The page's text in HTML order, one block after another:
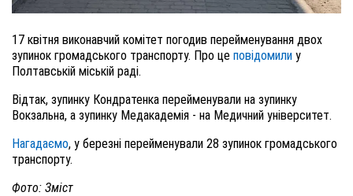
17 квітня виконавчий комітет погодив перейменування двох
зупинок громадського транспорту. Про це повідомили у
Полтавській міській раді.
Відтак, зупинку Кондратенка перейменували на зупинку
Вокзальна, а зупинку Медакадемія - на Медичний університет.
Нагадаємо, у березні перейменували 28 зупинок громадського
транспорту.
Фото: Зміст